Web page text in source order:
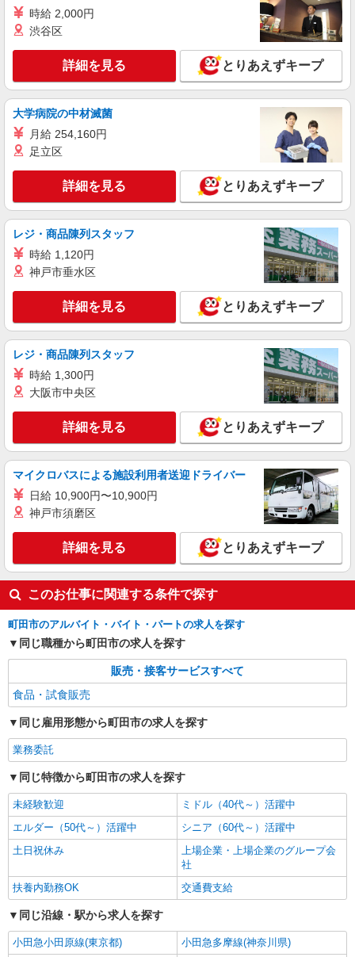
時給 2,000円
渋谷区
詳細を見る とりあえずキープ
大学病院の中材滅菌
月給 254,160円
足立区
詳細を見る とりあえずキープ
レジ・商品陳列スタッフ
時給 1,120円
神戸市垂水区
詳細を見る とりあえずキープ
レジ・商品陳列スタッフ
時給 1,300円
大阪市中央区
詳細を見る とりあえずキープ
マイクロバスによる施設利用者送迎ドライバー
日給 10,900円〜10,900円
神戸市須磨区
詳細を見る とりあえずキープ
このお仕事に関連する条件で探す
町田市のアルバイト・バイト・パートの求人を探す
同じ職種から町田市の求人を探す
販売・接客サービスすべて
食品・試食販売
同じ雇用形態から町田市の求人を探す
業務委託
同じ特徴から町田市の求人を探す
未経験歓迎
ミドル（40代～）活躍中
エルダー（50代～）活躍中
シニア（60代～）活躍中
土日祝休み
上場企業・上場企業のグループ会
社
扶養内勤務OK
交通費支給
同じ沿線・駅から求人を探す
小田急小田原線(東京都)
小田急多摩線(神奈川県)